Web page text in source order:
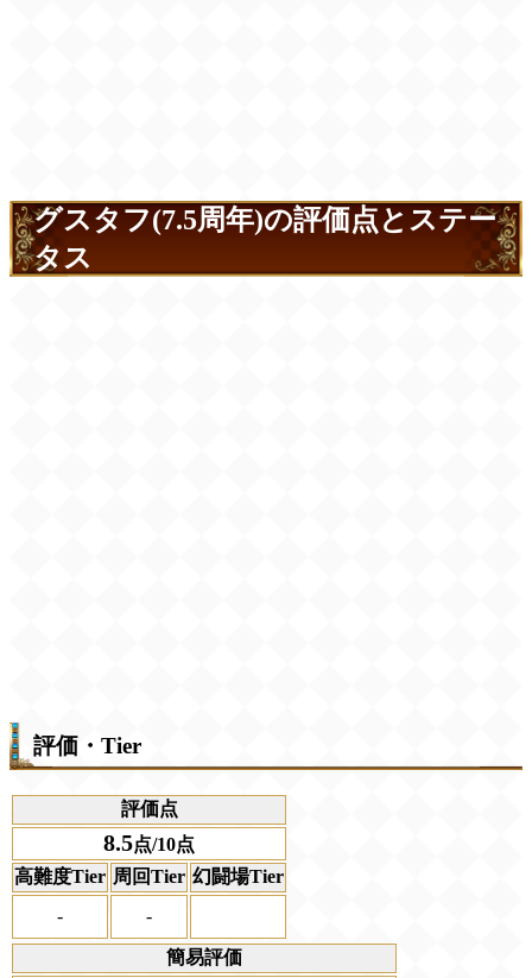
グスタフ(7.5周年)の評価点とステー
タス
評価・Tier
評価点
8.5点/10点
高難度Tier 周回Tier 幻闘場Tier
-
-
簡易評価